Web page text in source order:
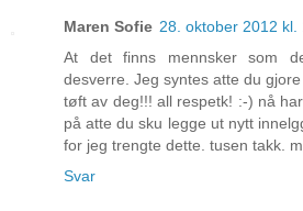
Maren Sofie 28. oktober 2012 kl.
At det finns mennsker som
desverre. Jeg syntes atte du
tøft av deg!!! all respetk! :-) nå
på atte du sku legge ut nytt
for jeg trengte dette. tusen takk.
Svar